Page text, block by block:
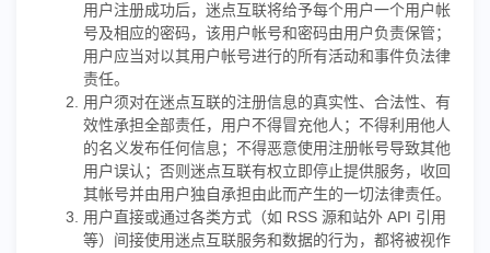
用户注册成功后，迷点互联将给予每个用户一个用户帐
号及相应的密码，该用户帐号和密码由用户负责保管；
用户应当对以其用户帐号进行的所有活动和事件负法律
责任。
用户须对在迷点互联的注册信息的真实性、合法性、有
效性承担全部责任，用户不得冒充他人；不得利用他人
的名义发布任何信息；不得恶意使用注册帐号导致其他
用户误认；否则迷点互联有权立即停止提供服务，收回
其帐号并由用户独自承担由此而产生的一切法律责任。
用户直接或通过各类方式（如 RSS 源和站外 API 引用
等）间接使用迷点互联服务和数据的行为，都将被视作